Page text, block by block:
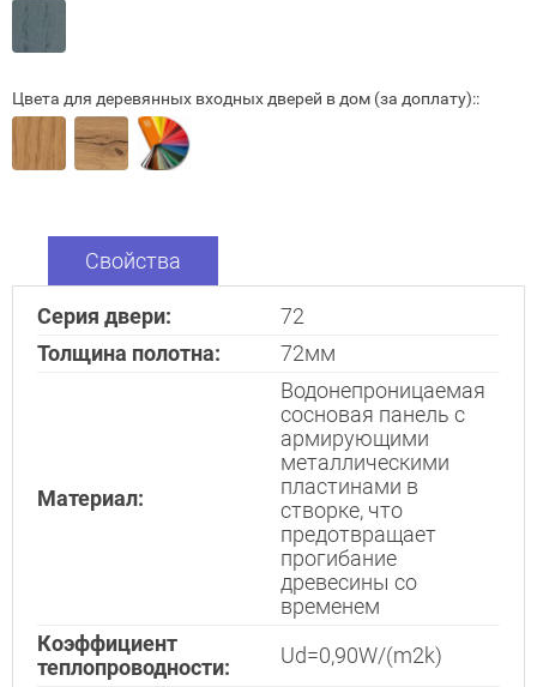
Цвета для деревянных входных дверей в дом (за доплату)::
Свойства
Серия двери:
72
Толщина полотна:
72мм
Материал:
Водонепроницаемая
сосновая панель с
армирующими
металлическими
пластинами в
створке, что
предотвращает
прогибание
древесины со
временем
Коэффициент
теплопроводности:
Ud=0,90W/(m2k)
durvis
dzīvoklim
Отослать!